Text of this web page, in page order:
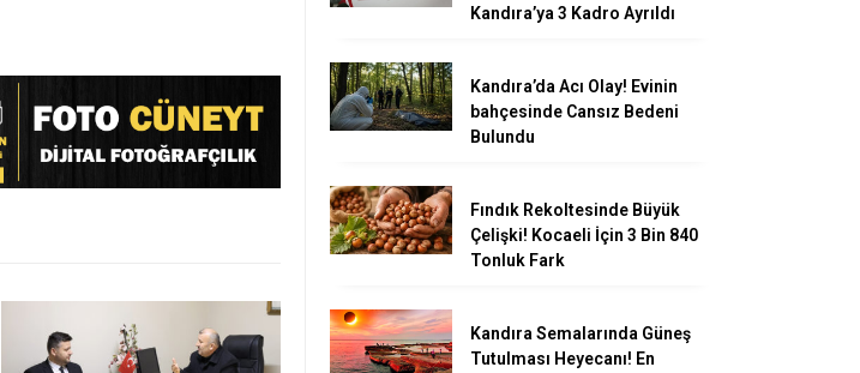
Kandıra’ya 3 Kadro Ayrıldı
Kandıra’da Acı Olay! Evinin
bahçesinde Cansız Bedeni
Bulundu
Fındık Rekoltesinde Büyük
Çelişki! Kocaeli İçin 3 Bin 840
Tonluk Fark
Kandıra Semalarında Güneş
Tutulması Heyecanı! En